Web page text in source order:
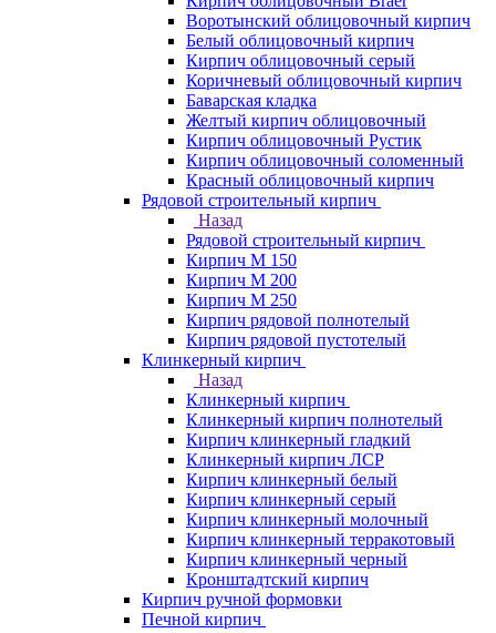
Воротынский облицовочный кирпич
Белый облицовочный кирпич
Кирпич облицовочный серый
Коричневый облицовочный кирпич
Баварская кладка
Желтый кирпич облицовочный
Кирпич облицовочный Рустик
Кирпич облицовочный соломенный
Красный облицовочный кирпич
Рядовой строительный кирпич
Назад
Рядовой строительный кирпич
Кирпич М 150
Кирпич М 200
Кирпич М 250
Кирпич рядовой полнотелый
Кирпич рядовой пустотелый
Клинкерный кирпич
Назад
Клинкерный кирпич
Клинкерный кирпич полнотелый
Кирпич клинкерный гладкий
Клинкерный кирпич ЛСР
Кирпич клинкерный белый
Кирпич клинкерный серый
Кирпич клинкерный молочный
Кирпич клинкерный терракотовый
Кирпич клинкерный черный
Кронштадтский кирпич
Кирпич ручной формовки
Печной кирпич